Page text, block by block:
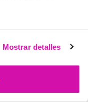
Mostrar detalles